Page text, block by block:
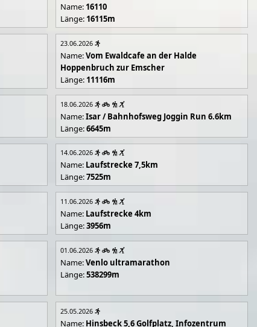
Name: 16110
Länge: 16115m
23.06.2026
Name:Vom Ewaldcafe an der Halde
Hoppenbruch zur Emscher
Länge: 11116m
18.06.2026
Name:Isar / Bahnhofsweg Joggin Run 6.6km
Länge:6645m
14.06.2026
Name: Laufstrecke 7,5km
Länge:7525m
11.06.2026
Name: Laufstrecke 4km
Länge:3956m
01.06.2026
Name:Venlo ultramarathon
Länge:538299m
25.05.2026
Name: Hinsbeck 5,6 Golfplatz, Infozentrum